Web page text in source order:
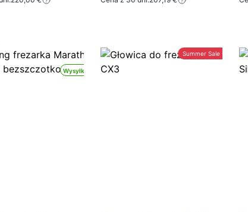
Wysyłka 24h
Summer Sale -30%